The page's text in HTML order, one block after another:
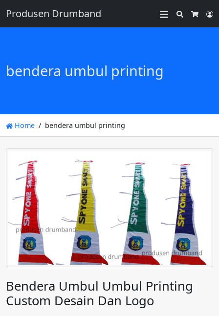
Produsen Drumband
Search
bendera umbul printing
Home bendera umbul printing
Bendera Umbul Umbul Printing
Custom Desain Dan Logo